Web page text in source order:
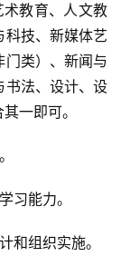
术教育、人文教
科技、新媒体艺
类）、新闻与
书法、设计、设
一即可。
习能力。
和组织实施。